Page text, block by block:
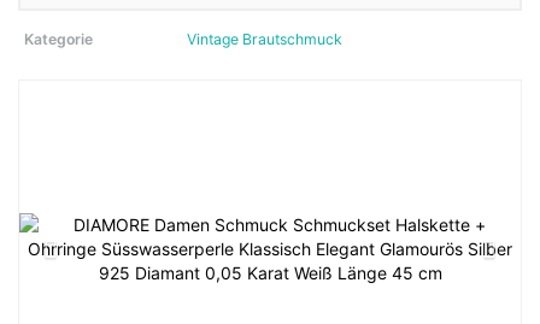
Kategorie Vintage Brautschmuck